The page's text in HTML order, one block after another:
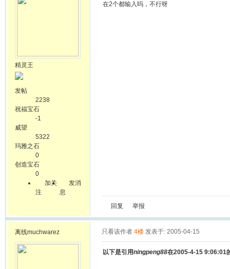
精灵王
发帖
2238
祝福宝石
-1
威望
5322
玛雅之石
0
创造宝石
0
加关
注
发消
息
在2个都输入吗，不行呀
回复 举报
离线muchwarez 只看该作者 4楼 发表于: 2005-04-15
以下是引用ningpeng88在2005-4-15 9:06:01